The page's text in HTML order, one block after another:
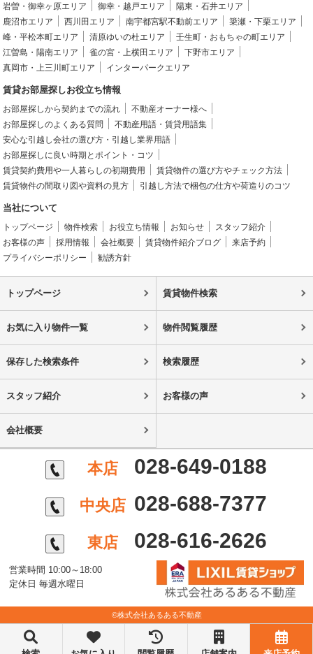
岩曽・御幸ヶ原エリア
御幸・越戸エリア
陽東・石井エリア
鹿沼市エリア
西川田エリア 南宇都宮駅不動前エリア
簗瀬・下栗エリア
峰・平松本町エリア
清原ゆいの杜エリア
壬生町・おもちゃの町エリア
江曽島・陽南エリア
雀の宮・上横田エリア
下野市エリア
真岡市・上三川町エリア
インターパークエリア
賃貸お部屋探しお役立ち情報
お部屋探しから契約までの流れ
不動産オーナー様へ
お部屋探しのよくある質問
不動産用語・賃貸用語集
安心な引越し会社の選び方・引越し業界用語
お部屋探しに良い時期とポイント・コツ
賃貸契約費用や一人暮らしの初期費用
賃貸物件の選び方やチェック方法
賃貸物件の間取り図や資料の見方
引越し方法で梱包の仕方や荷造りのコツ
当社について
トップページ 物件検索 お役立ち情報 お知らせ
スタッフ紹介
お客様の声
採用情報 会社概要 賃貸物件紹介ブログ
来店予約
プライバシーポリシー
勧誘方針
トップページ 賃貸物件検索
お気に入り物件一覧 物件閲覧履歴
保存した検索条件 検索履歴
スタッフ紹介 お客様の声
会社概要
本店 028-649-0188
中央店 028-688-7377
東店 028-616-2626
営業時間 10:00～18:00
定休日 毎週水曜日
©株式会社あるある不動産